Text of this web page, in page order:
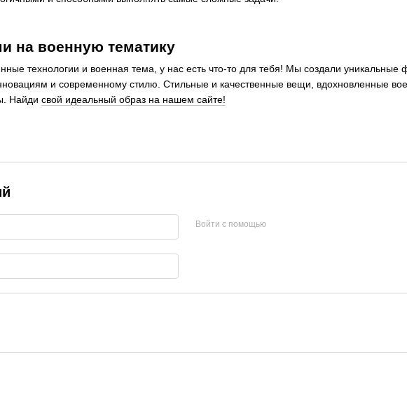
на военную тематику
технологии и военная тема, у нас есть что-то для тебя! Мы создали уникальные
и современному стилю. Стильные и качественные вещи, вдохновленные
Найди свой идеальный образ на нашем сайте!
Войти с помощью